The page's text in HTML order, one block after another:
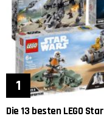
Die 13 besten LEGO